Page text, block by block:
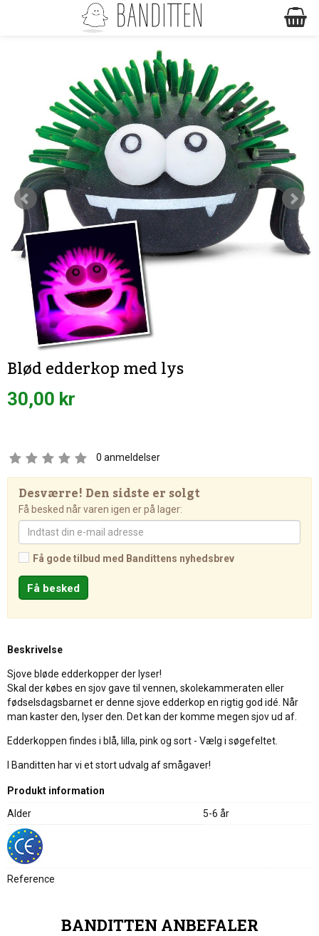
Blød edderkop med lys
30,00 kr
0 anmeldelser
Desværre! Den sidste er solgt
Få besked når varen igen er på lager:
Få gode tilbud med Bandittens nyhedsbrev
Beskrivelse
Sjove bløde edderkopper der lyser!
Skal der købes en sjov gave til vennen, skolekammeraten eller
fødselsdagsbarnet er denne sjove edderkop en rigtig god idé. Når
man kaster den, lyser den. Det kan der komme megen sjov ud af.
Edderkoppen findes i blå, lilla, pink og sort - Vælg i søgefeltet.
I Banditten har vi et stort udvalg af smågaver!
Produkt information
Alder
5-6 år
Reference
BANDITTEN ANBEFALER